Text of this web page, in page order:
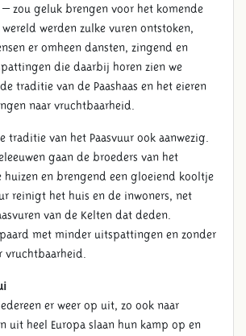
zou geluk brengen voor het komende
werden zulke vuren ontstoken,
er omheen dansten, zingend en
die daarbij horen zien we
traditie van de Paashaas en het eieren
naar vruchtbaarheid.
traditie van het Paasvuur ook aanwezig.
gaan de broeders van het
huizen en brengend een gloeiend kooltje
reinigt het huis en de inwoners, net
van de Kelten dat deden.
met minder uitspattingen en zonder
vruchtbaarheid.
er weer op uit, zo ook naar
uit heel Europa slaan hun kamp op en